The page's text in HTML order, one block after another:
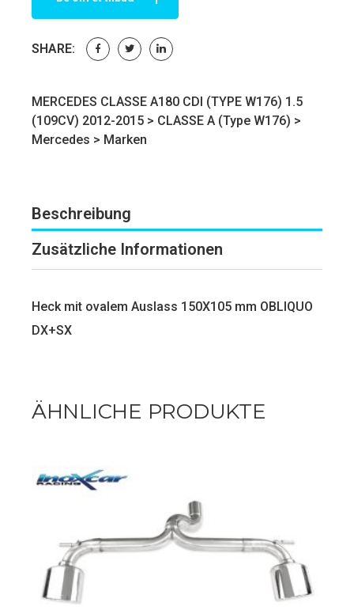
SHARE:
MERCEDES CLASSE A180 CDI (TYPE W176) 1.5
(109CV) 2012-2015 > CLASSE A (Type W176) >
Mercedes > Marken
Beschreibung
Zusätzliche Informationen
Heck mit ovalem Auslass 150X105 mm OBLIQUO
DX+SX
ÄHNLICHE PRODUKTE